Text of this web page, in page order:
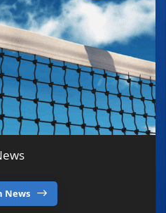
News